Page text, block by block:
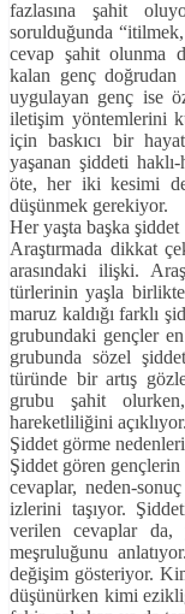
fazlasına şahit
sorulduğunda “itilmek,
cevap şahit olunma
kalan genç
uygulayan genç ise
iletişim yöntemlerini
için baskıcı bir
yaşanan şiddeti haklı-
öte, her iki kesimi
düşünmek gerekiyor.
Her yaşta başka şiddet
Araştırmada dikkat
arasındaki ilişki.
türlerinin yaşla birlikte
maruz kaldığı farklı
grubundaki gençler
grubunda sözel
türünde bir artış
grubu şahit
hareketliliğini açıklıyor.
Şiddet görme nedenleri
Şiddet gören
cevaplar, neden-
izlerini taşıyor.
verilen cevaplar da,
meşruluğunu
değişim gösteriyor.
düşünürken kimi